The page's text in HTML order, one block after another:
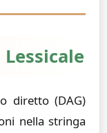
diretto (DAG)
nella stringa